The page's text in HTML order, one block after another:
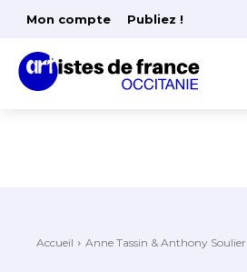
Mon compte Publiez !
Accueil Anne Tassin & Anthony Soulier